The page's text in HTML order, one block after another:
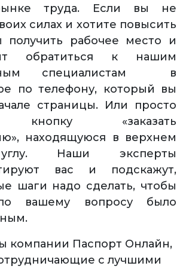
труда. Если вы не
силах и хотите повысить
получить рабочее место и
обратиться к нашим
специалистам в
по телефону, который вы
страницы. Или просто
кнопку «заказать
находящуюся в верхнем
Наши эксперты
вас и подскажут,
шаги надо сделать, чтобы
вашему вопросу было
компании Паспорт Онлайн,
с лучшими